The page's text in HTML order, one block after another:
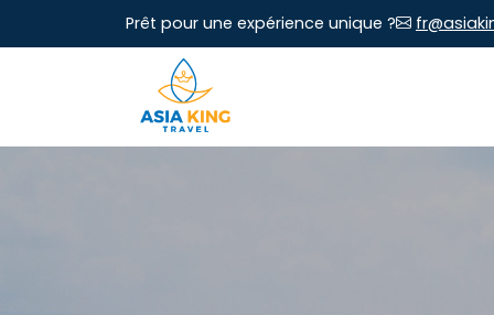
Prêt pour une expérience unique ?